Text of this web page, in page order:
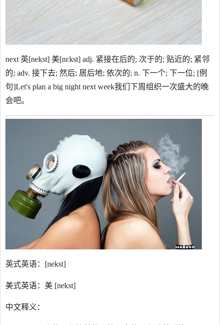
next 英[nekst] 美[nɛkst] adj. 紧接在后的; 次于的; 贴近的; 紧邻
的; adv. 接下去; 然后; 居后地; 依次的; n. 下一个; 下一位; [例
句]Let's plan a big night next week我们下周组织一次盛大的晚
会吧。
英式英语：[nekst]
美式英语：美 [nekst]
中文释义：